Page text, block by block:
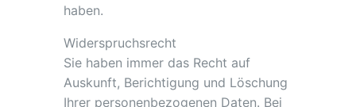
haben.
Widerspruchsrecht
Sie haben immer das Recht auf
Auskunft, Berichtigung und Löschung
Ihrer personenbezogenen Daten. Bei